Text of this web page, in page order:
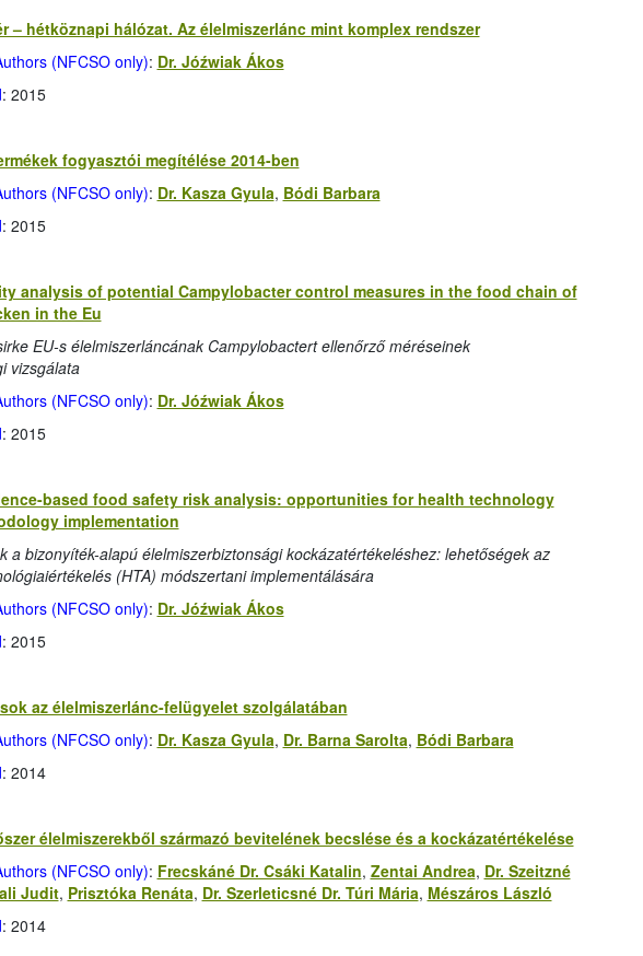
– hétköznapi hálózat. Az élelmiszerlánc mint komplex rendszer
(NFCSO only): Dr. Jóźwiak Ákos
: 2015
fogyasztói megítélése 2014-ben
(NFCSO only): Dr. Kasza Gyula, Bódi Barbara
: 2015
analysis of potential Campylobacter control measures in the food chain of
in the Eu
EU-s élelmiszerláncának Campylobactert ellenőrző méréseinek
vizsgálata
(NFCSO only): Dr. Jóźwiak Ákos
: 2015
based food safety risk analysis: opportunities for health technology
implementation
a bizonyíték-alapú élelmiszerbiztonsági kockázatértékeléshez: lehetőségek az
(HTA) módszertani implementálására
(NFCSO only): Dr. Jóźwiak Ákos
: 2015
az élelmiszerlánc-felügyelet szolgálatában
(NFCSO only): Dr. Kasza Gyula, Dr. Barna Sarolta, Bódi Barbara
: 2014
élelmiszerekből származó bevitelének becslése és a kockázatértékelése
(NFCSO only): Frecskáné Dr. Csáki Katalin, Zentai Andrea, Dr. Szeitzné
Judit, Prisztóka Renáta, Dr. Szerleticsné Dr. Túri Mária, Mészáros László
: 2014